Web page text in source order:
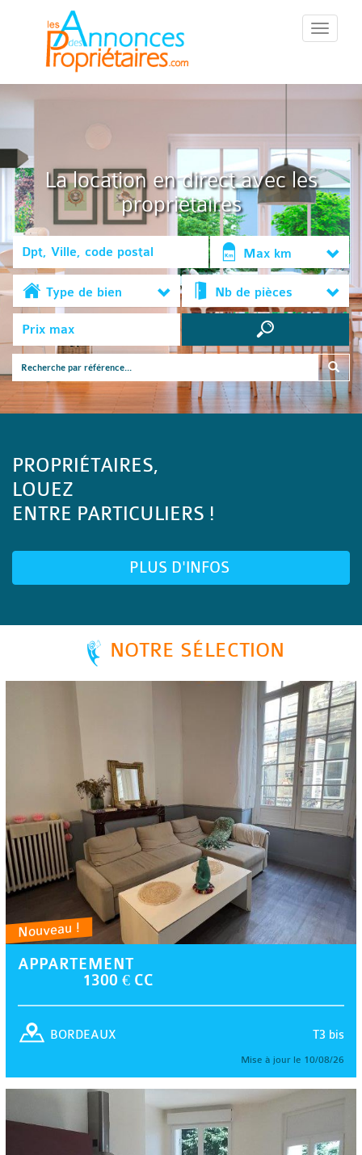
::Menu::
La location en direct avec les
propriétaires
Max km
Type de bien Nb de pièces
PROPRIÉTAIRES,
LOUEZ
ENTRE PARTICULIERS !
PLUS D'INFOS
NOTRE SÉLECTION
Nouveau !
APPARTEMENT
1300 € CC
T3 bis
BORDEAUX
Mise à jour le 10/08/26